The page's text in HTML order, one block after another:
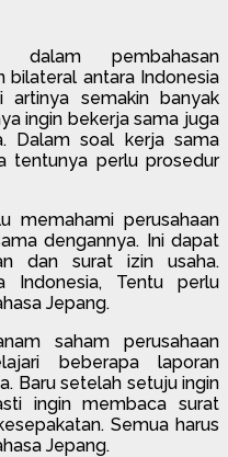
dalam pembahasan
bilateral antara Indonesia
artinya semakin banyak
ingin bekerja sama juga
Dalam soal kerja sama
tentunya perlu prosedur
memahami perusahaan
dengannya. Ini dapat
dan surat izin usaha.
Indonesia, Tentu perlu
Jepang.
saham perusahaan
beberapa laporan
Baru setelah setuju ingin
ingin membaca surat
Semua harus
Jepang.